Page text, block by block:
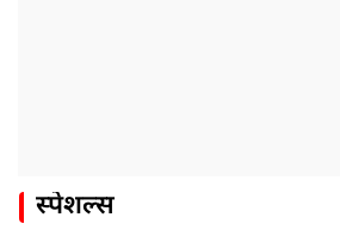
स्पेशल्स